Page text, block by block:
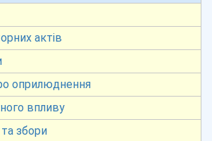
актів
оприлюднення
впливу
збори